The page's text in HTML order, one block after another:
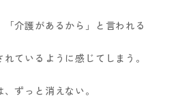
「介護があるから」と言われる
ているように感じてしまう。
ずっと消えない。